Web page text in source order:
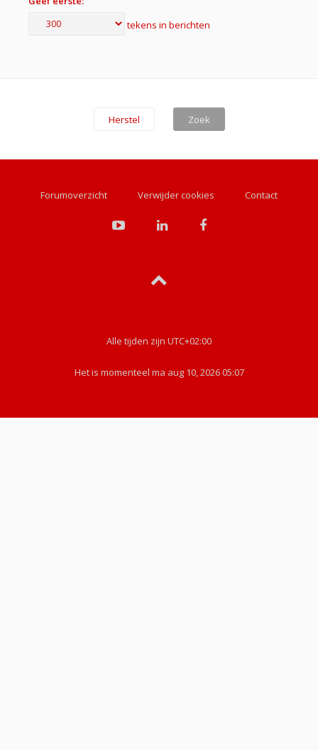
tekens in berichten
Forumoverzicht Verwijder cookies Contact
Alle tijden zijn UTC+02:00
Het is momenteel ma aug 10, 2026 05:07